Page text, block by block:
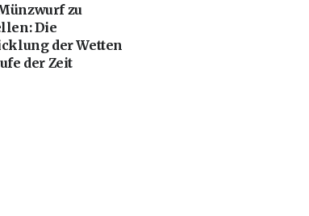
zu
Die
der Wetten
der Zeit